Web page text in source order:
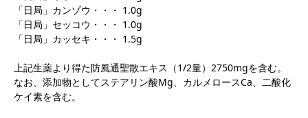
「日局」カンゾウ・・・ 1.0g
「日局」セッコウ・・・ 1.0g
「日局」カッセキ・・・ 1.5g
上記生薬より得た防風通聖散エキス（1/2量）2750mgを含む。
なお、添加物としてステアリン酸Mg、カルメロースCa、二酸化
ケイ素を含む。